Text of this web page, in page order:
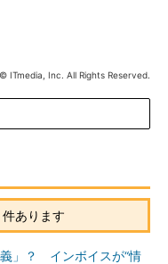
ITmedia, Inc. All Rights Reserved.
あります
」？ インボイスが“情